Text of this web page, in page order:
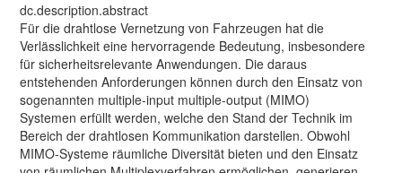
dc.description.abstract
Für die drahtlose Vernetzung von Fahrzeugen hat die
Verlässlichkeit eine hervorragende Bedeutung, insbesondere
für sicherheitsrelevante Anwendungen. Die daraus
entstehenden Anforderungen können durch den Einsatz von
sogenannten multiple-input multiple-output (MIMO)
Systemen erfüllt werden, welche den Stand der Technik im
Bereich der drahtlosen Kommunikation darstellen. Obwohl
MIMO-Systeme räumliche Diversität bieten und den Einsatz